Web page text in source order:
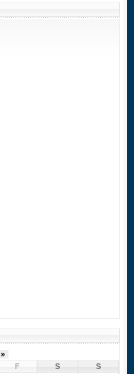
»
F S
S